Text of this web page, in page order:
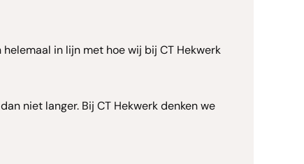
in lijn met hoe wij bij CT Hekwerk
niet langer. Bij CT Hekwerk denken we